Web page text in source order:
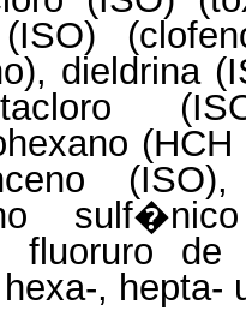
dieldrina
(ISO),
sulf�nico
fluoruro
, hepta-